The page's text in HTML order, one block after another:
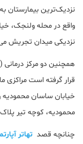
نزدیک‌ترین بیمارستان
واقع در محله ولنجک،
نزدیکی میدان تجریش
همچنین دو مرکز درمانی
قرار گرفته است مراکزی
خیابان ساسان محمودیه
محمودیه، کوچه تیر پلاک ۳۶.
چنانچه قصد تهاتر